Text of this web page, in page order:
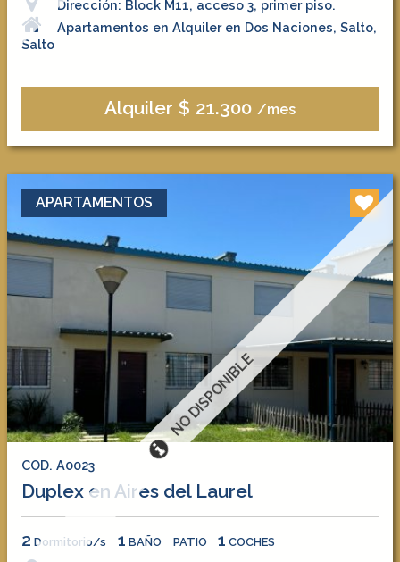
Dirección: Block M11, acceso 3, primer piso.
Apartamentos en Alquiler en Dos Naciones, Salto,
Salto
Alquiler $ 21.300 /mes
NO DISPONIBLE
APARTAMENTOS
COD. A0023
Duplex en Aires del Laurel
2 Dormitorio/s 1 BAÑO PATIO 1 COCHES